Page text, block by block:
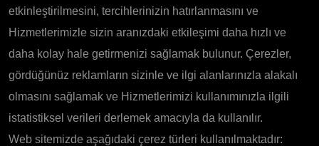
etkinleştirilmesini, tercihlerinizin hatırlanmasını ve
Hizmetlerimizle sizin aranızdaki etkileşimi daha hızlı ve
daha kolay hale getirmenizi sağlamak bulunur. Çerezler,
gördüğünüz reklamların sizinle ve ilgi alanlarınızla alakalı
olmasını sağlamak ve Hizmetlerimizi kullanımınızla ilgili
istatistiksel verileri derlemek amacıyla da kullanılır.
Web sitemizde aşağıdaki çerez türleri kullanılmaktadır: